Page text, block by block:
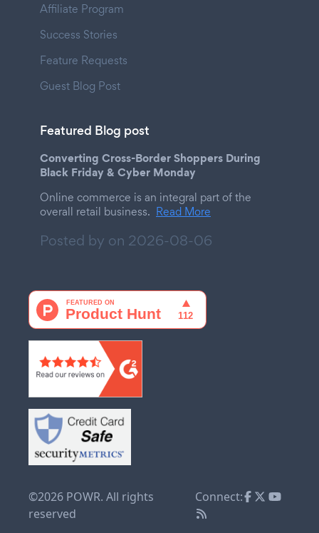
Affiliate Program
Success Stories
Feature Requests
Guest Blog Post
Featured Blog post
Converting Cross-Border Shoppers During
Black Friday & Cyber Monday
Online commerce is an integral part of the
overall retail business. Read More
Posted by on 2026-08-06
©2026 POWR. All rights
reserved
Connect: